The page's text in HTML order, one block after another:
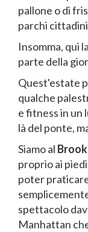
pallone o di
parchi
Insomma, qui
parte della
Quest'estate
qualche
e fitness in un
là del ponte,
Siamo al
proprio ai
poter
spettacolo
Manhattan